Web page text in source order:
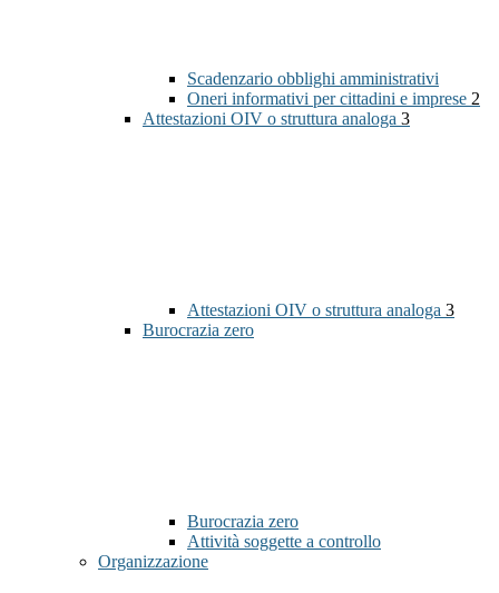
Scadenzario obblighi amministrativi
Oneri informativi per cittadini e imprese 2
Attestazioni OIV o struttura analoga 3
Attestazioni OIV o struttura analoga 3
Burocrazia zero
Burocrazia zero
Attività soggette a controllo
Organizzazione